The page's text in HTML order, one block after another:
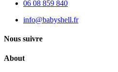
06 08 859 840
info@babyshell.fr
Nous suivre
About